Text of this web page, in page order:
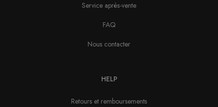
Service après-vente
FAQ
Nous contacter
HELP
Retours et remboursements